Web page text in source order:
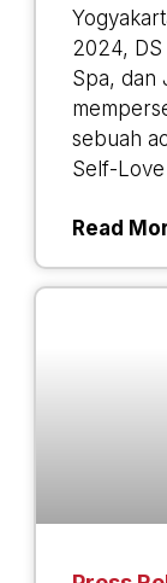
2024, DS
Spa, dan
sebuah
Self-
Read